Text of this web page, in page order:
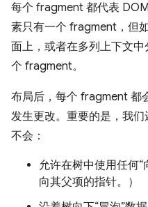
每个 fragment 都代表
素只有一个 fragment，但
面上，或者在多列上下文
个 fragment。
布局后，每个 fragment 都
发生更改。重要的是，我
不会：
允许在树中使用任何
向其父项的指针。）